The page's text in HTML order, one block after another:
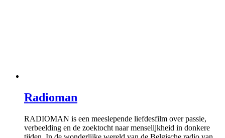
Radioman
RADIOMAN is een meeslepende liefdesfilm over passie,
verbeelding en de zoektocht naar menselijkheid in donkere